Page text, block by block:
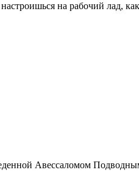
на рабочий лад,
Авессаломом